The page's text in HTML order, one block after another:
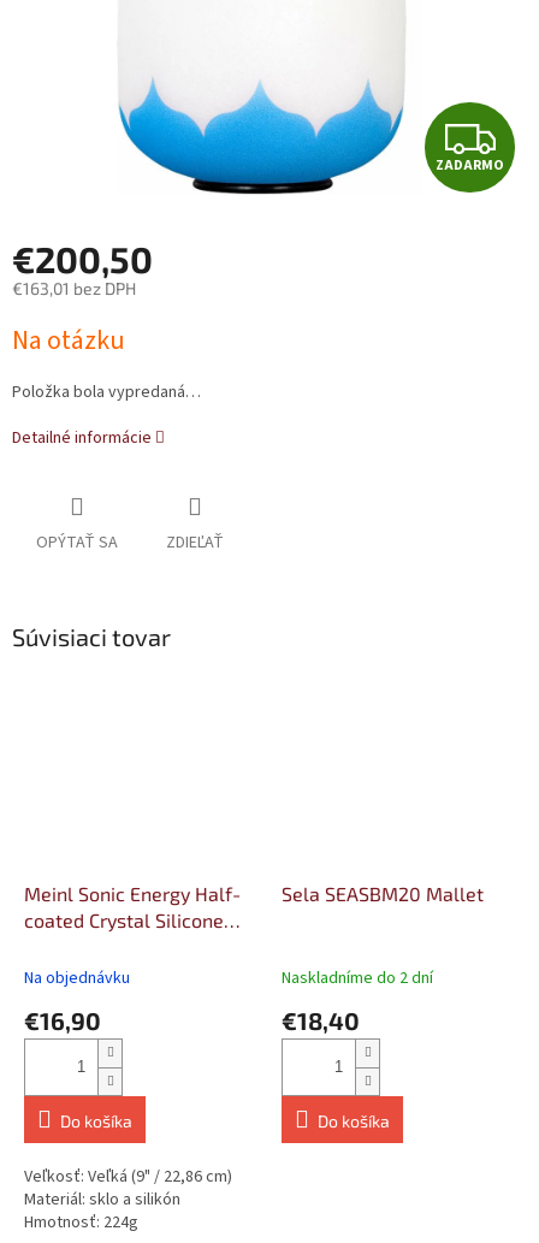
Z
A
ZADARMO
€200,50
€163,01 bez DPH
cena:
Na otázku
Položka bola vypredaná…
Detailné informácie
OPÝTAŤ SA ZDIEĽAŤ
Súvisiaci tovar
Meinl Sonic Energy Half-
coated Crystal Silicone
Na objednávku
€16,90
Do košíka
Veľkosť: Veľká (9" / 22,86 cm)
Materiál: sklo a silikón
Hmotnosť: 224g
Sela SEASBM20 Mallet
Naskladníme do 2 dní
€18,40
Do košíka